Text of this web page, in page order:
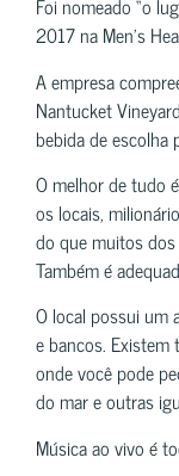
2017 na Men’s
A empresa
Nantucket
bebida de
O melhor de tudo
os locais,
do que muitos
Também é
O local possui um
e bancos.
onde você pode
do mar e outras
Música ao vivo é